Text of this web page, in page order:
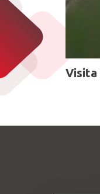
Visita